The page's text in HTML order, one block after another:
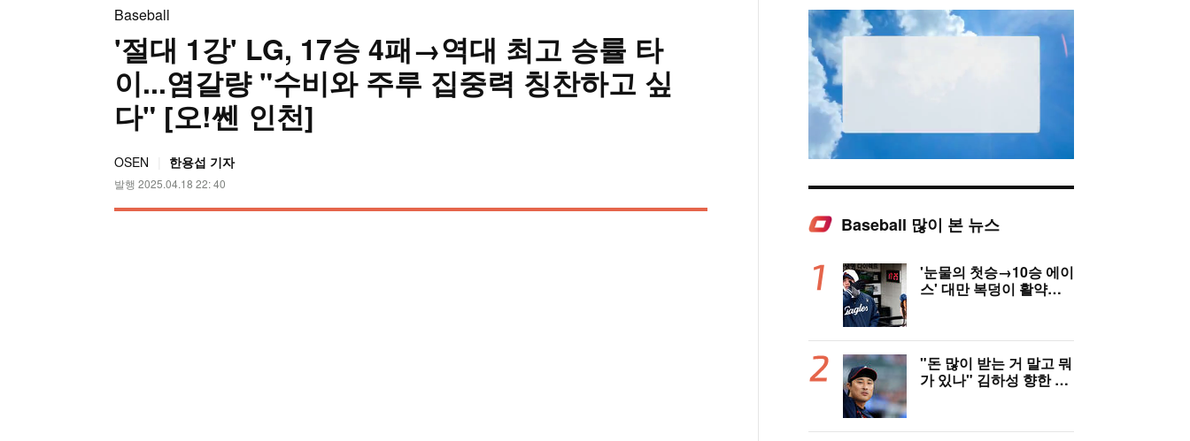
Baseball
'절대 1강' LG, 17승 4패→역대 최고 승률 타
이...염갈량 "수비와 주루 집중력 칭찬하고 싶
다" [오!쎈 인천]
OSEN 한용섭 기자
발행 2025.04.18 22: 40
Baseball 많이 본 뉴스
'눈물의 첫승→10승 에이
스' 대만 복덩이 활약에
"돈 많이 받는 거 말고 뭐
가 있나" 김하성 향한 현
판